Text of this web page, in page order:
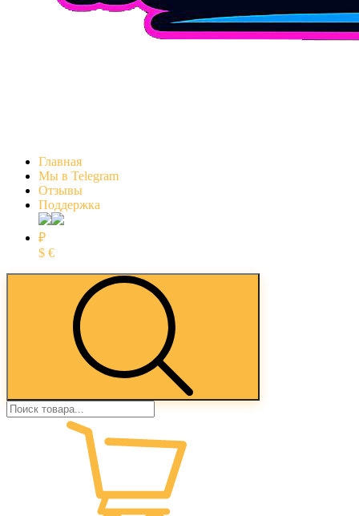
Главная
Мы в Telegram
Отзывы
Поддержка
₽
$ €